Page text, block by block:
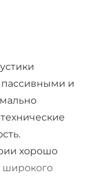
пассивными и
хорошо
широкого